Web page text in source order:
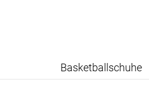
Basketballschuhe